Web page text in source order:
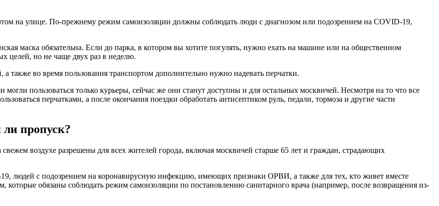
на улице. По-прежнему режим самоизоляции должны соблюдать люди с диагнозом или подозрением на COVID-19,
маска обязательна. Если до парка, в котором вы хотите погулять, нужно ехать на машине или на общественном
целей, но не чаще двух раз в неделю.
также во время пользования транспортом дополнительно нужно надевать перчатки.
пользоваться только курьеры, сейчас же они станут доступны и для остальных москвичей. Несмотря на то что все
перчатками, а после окончания поездки обработать антисептиком руль, педали, тормоза и другие части
пропуск?
воздухе разрешены для всех жителей города, включая москвичей старше 65 лет и граждан, страдающих
людей с подозрением на коронавирусную инфекцию, имеющих признаки ОРВИ, а также для тех, кто живет вместе
которые обязаны соблюдать режим самоизоляции по постановлению санитарного врача (например, после возвращения из-